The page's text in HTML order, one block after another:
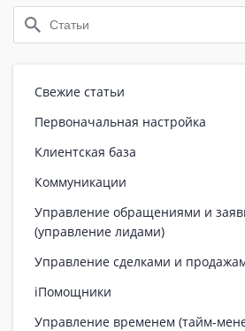
Свежие статьи
Первоначальная настройка
Клиентская база
Коммуникации
Управление обращениями и
(управление лидами)
Управление сделками и
iПомощники
Управление временем (тайм-